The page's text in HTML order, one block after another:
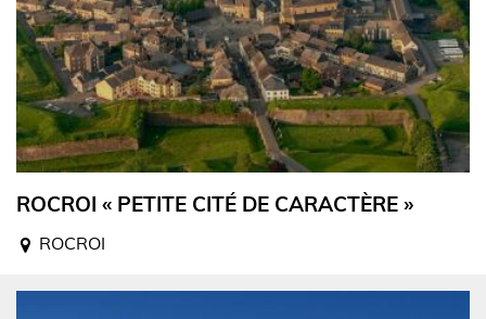
ROCROI « PETITE CITÉ DE CARACTÈRE »
ROCROI